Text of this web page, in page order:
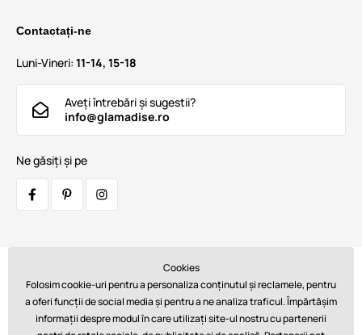
Contactați-ne
Luni-Vineri: 11-14, 15-18
Aveți întrebări și sugestii?
info@glamadise.ro
Ne găsiți și pe
Cookies
Folosim cookie-uri pentru a personaliza conținutul și reclamele, pentru
a oferi funcții de social media și pentru a ne analiza traficul. Împărtășim
informații despre modul în care utilizați site-ul nostru cu partenerii